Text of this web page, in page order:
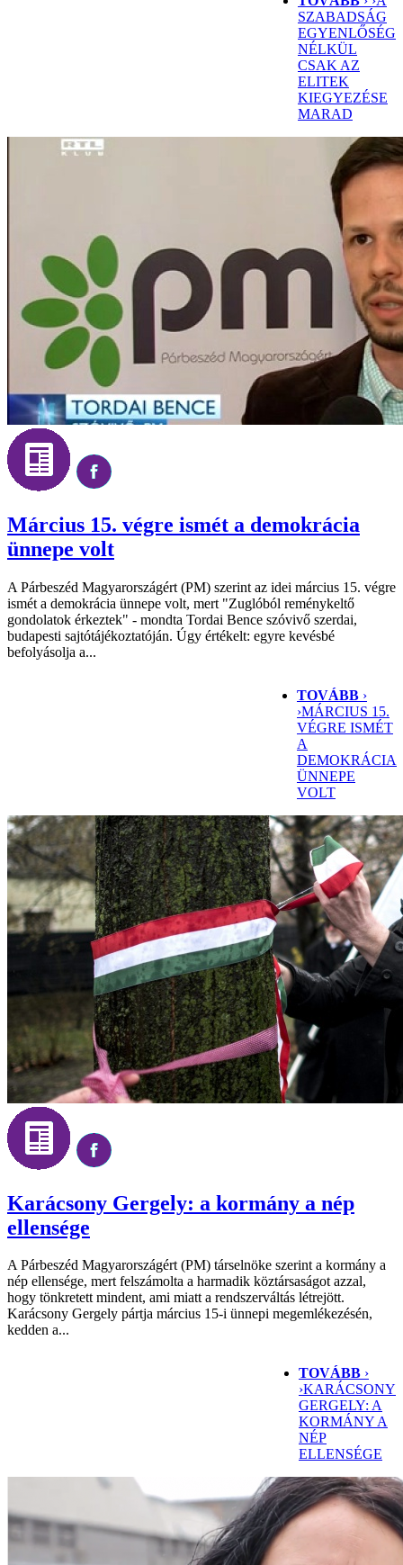
SZABADSÁG
EGYENLŐSÉG
NÉLKÜL
CSAK AZ
ELITEK
KIEGYEZÉSE
MARAD
Március 15. végre ismét a demokrácia
ünnepe volt
A Párbeszéd Magyarországért (PM) szerint az idei március 15. végre
ismét a demokrácia ünnepe volt, mert "Zuglóból reménykeltő
gondolatok érkeztek" - mondta Tordai Bence szóvivő szerdai,
budapesti sajtótájékoztatóján. Úgy értékelt: egyre kevésbé
befolyásolja a...
TOVÁBB ›
›MÁRCIUS 15.
VÉGRE ISMÉT
A
DEMOKRÁCIA
ÜNNEPE
VOLT
Karácsony Gergely: a kormány a nép
ellensége
A Párbeszéd Magyarországért (PM) társelnöke szerint a kormány a
nép ellensége, mert felszámolta a harmadik köztársaságot azzal,
hogy tönkretett mindent, ami miatt a rendszerváltás létrejött.
Karácsony Gergely pártja március 15-i ünnepi megemlékezésén,
kedden a...
TOVÁBB ›
›KARÁCSONY
GERGELY: A
KORMÁNY A
NÉP
ELLENSÉGE